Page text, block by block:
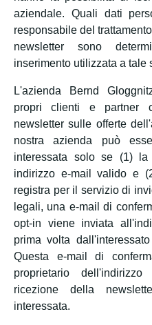
aziendale. Quali dati
responsabile del
newsletter sono
inserimento utilizzata a tale
L'azienda Bernd
propri clienti e partner
newsletter sulle offerte
nostra azienda può
interessata solo se (1)
indirizzo e-mail valido e
registra per il servizio di
legali, una e-mail di
opt-in viene inviata
prima volta
Questa e-mail di
proprietario
ricezione della
interessata.